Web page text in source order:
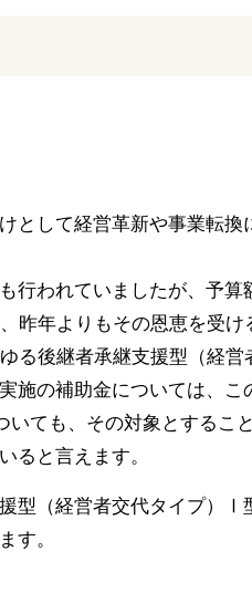
として経営革新や事業転
行われていましたが、予
昨年よりもその恩恵を受け
る後継者承継支援型（経
施の補助金については、
ても、その対象とするこ
ると言えます。
型（経営者交代タイプ）
す。